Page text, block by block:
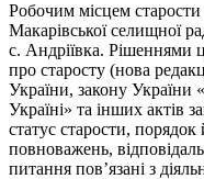
Робочим місцем старости
Макарівської селищної
с. Андріївка. Рішеннями
про старосту (нова
України, закону України
Україні» та інших актів
статус старости,
повноважень,
питання пов’язані з